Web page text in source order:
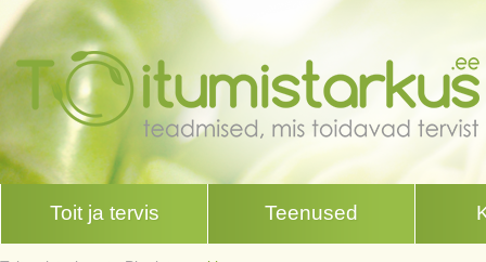
Toit ja tervis Teenused